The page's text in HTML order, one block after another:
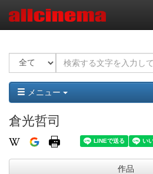
メニュー
倉光哲司
作品